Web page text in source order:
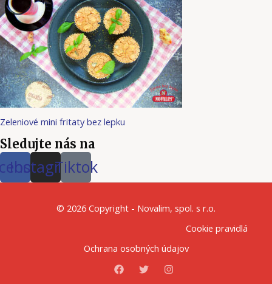
Zeleniové mini fritaty bez lepku
Sledujte nás na
Instagram
Tiktok
© 2026 Copyright - Novalim, spol. s r.o.
Cookie pravidlá
Ochrana osobných údajov